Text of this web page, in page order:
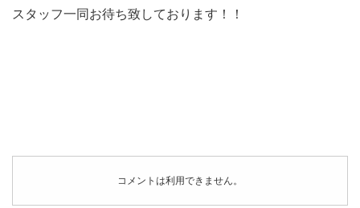
スタッフ一同お待ち致しております！！
コメントは利用できません。